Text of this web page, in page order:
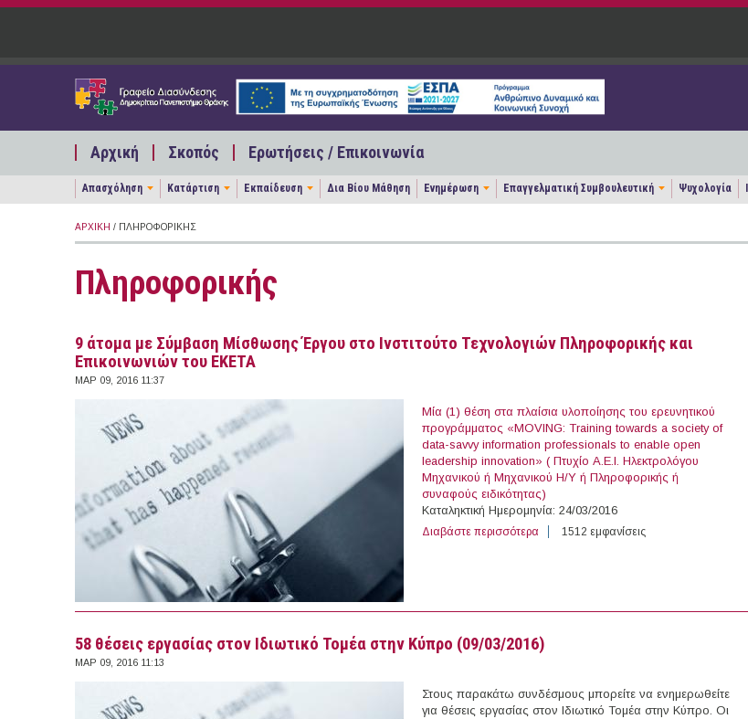
Παράκαμψη προς το κυρίως περιεχόμενο
Αρχική Σκοπός Ερωτήσεις / Επικοινωνία
Απασχόληση Κατάρτιση Εκπαίδευση Δια Βίου Μάθηση Ενημέρωση Επαγγελματική Συμβουλευτική Ψυχολογία
ΑΡΧΙΚΉ / ΠΛΗΡΟΦΟΡΙΚΉΣ
Πληροφορικής
9 άτομα με Σύμβαση Μίσθωσης Έργου στο Ινστιτούτο Τεχνολογιών Πληροφορικής και
Επικοινωνιών του ΕΚΕΤΑ
ΜΑΡ 09, 2016 11:37
Μία (1) θέση στα πλαίσια υλοποίησης του ερευνητικού
προγράμματος «MOVING: Training towards a society of
data-savvy information professionals to enable open
leadership innovation» ( Πτυχίο Α.Ε.Ι. Ηλεκτρολόγου
Μηχανικού ή Μηχανικού H/Y ή Πληροφορικής ή
συναφούς ειδικότητας)
Καταληκτική Ημερομηνία: 24/03/2016
Διαβάστε περισσότερα για 9 άτομα με Σύμβαση Μίσθωσης
1512 εμφανίσεις
58 θέσεις εργασίας στον Ιδιωτικό Τομέα στην Κύπρο (09/03/2016)
ΜΑΡ 09, 2016 11:13
Στους παρακάτω συνδέσμους μπορείτε να ενημερωθείτε
για θέσεις εργασίας στον Ιδιωτικό Τομέα στην Κύπρο. Οι